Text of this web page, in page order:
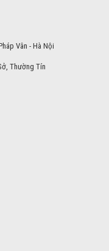
Vân - Hà Nội
Thường Tín